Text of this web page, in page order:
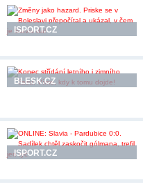
ISPORT.CZ
BLESK.CZ
ISPORT.CZ